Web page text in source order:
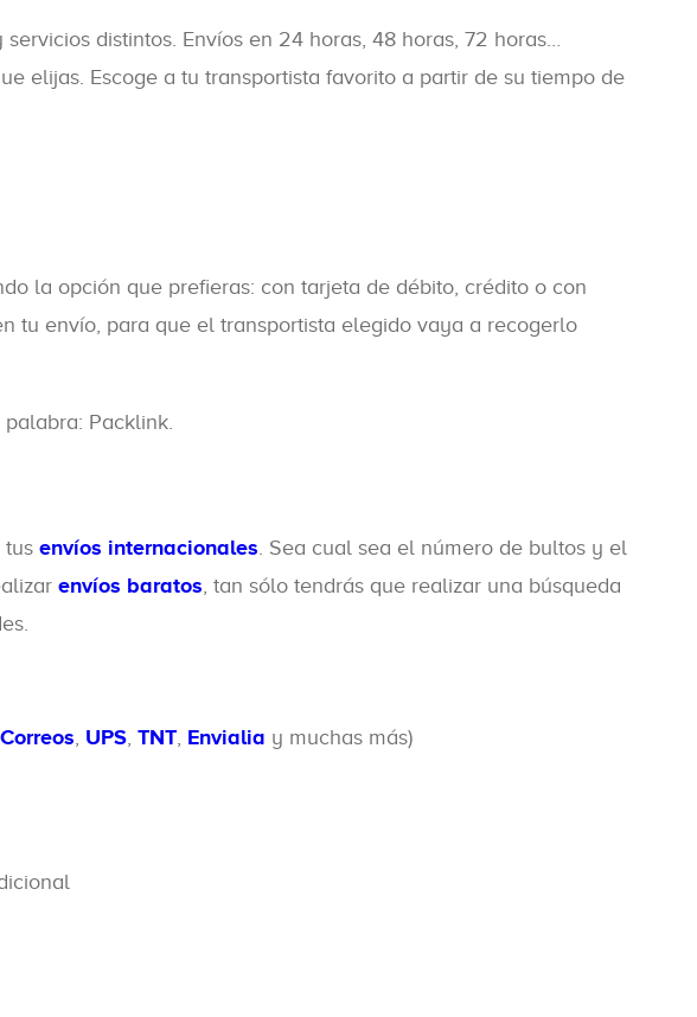
distintos. Envíos en 24 horas, 48 horas, 72 horas…
elijas. Escoge a tu transportista favorito a partir de su tiempo de
la opción que prefieras: con tarjeta de débito, crédito o con
tu envío, para que el transportista elegido vaya a recogerlo
Packlink.
tus envíos internacionales. Sea cual sea el número de bultos y el
envíos baratos, tan sólo tendrás que realizar una búsqueda
Correos, UPS, TNT, Envialia y muchas más)